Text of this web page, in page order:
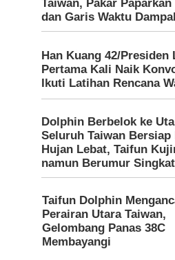
Taiwan, Pakar
dan Garis Waktu
Han Kuang 42/Presiden
Pertama Kali Naik
Ikuti Latihan Rencana
Dolphin Berbelok ke
Seluruh Taiwan Bersiap
Hujan Lebat, Taifun
namun Berumur Singkat
Taifun Dolphin
Perairan Utara Taiwan,
Gelombang Panas 38C
Membayangi